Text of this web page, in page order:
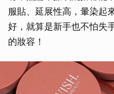
服貼、延展性高，暈染起
好，就算是新手也不怕失
的妝容！